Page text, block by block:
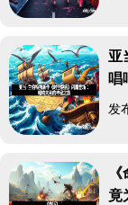
亚
唱
发
竟